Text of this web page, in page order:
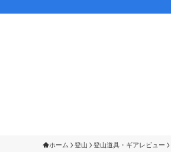
ホーム 登山 登山道具・ギアレビュー